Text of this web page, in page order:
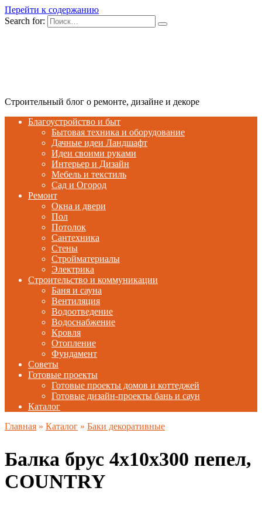
Перейти к содержанию
Search for:
Строительный блог о ремонте, дизайне и декоре
Благоустройство и быт
Бытовая техника и оборудование
Дачные идеи Ландшафт
Идеи своими руками
Интерьер и Дизайн
Мебель и текстиль
Сад и Огород
Ремонт
Окна и двери
Пол
Потолок
Сантехника
Стены
Стройматериалы
Электрика
Строительство и коммуникации
Баня и сауна
Вентиляция
Водоотведение
Водоснабжение
Кровля
Отопление
Фундамент
Советы
Готовые проекты
Готовые проекты домов и коттеджей
Готовые дизайн-проекты бань и саун
Каталог
Главная » Каталог » Баки декоративные
Балка брус 4х10х300 пепел,
COUNTRY